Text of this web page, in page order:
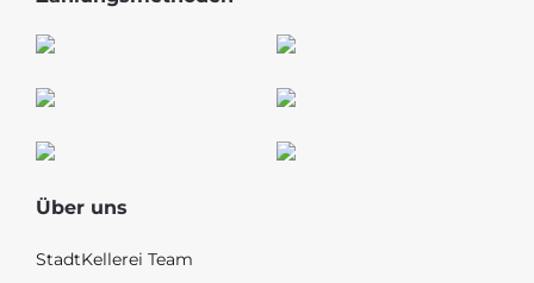
Über uns
StadtKellerei Team